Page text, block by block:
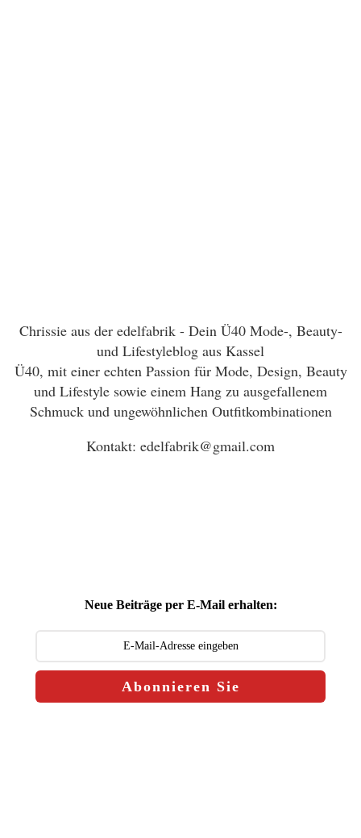
Chrissie aus der edelfabrik - Dein Ü40 Mode-, Beauty-
und Lifestyleblog aus Kassel
Ü40, mit einer echten Passion für Mode, Design, Beauty
und Lifestyle sowie einem Hang zu ausgefallenem
Schmuck und ungewöhnlichen Outfitkombinationen
Kontakt: edelfabrik@gmail.com
Neue Beiträge per E-Mail erhalten:
Abonnieren Sie